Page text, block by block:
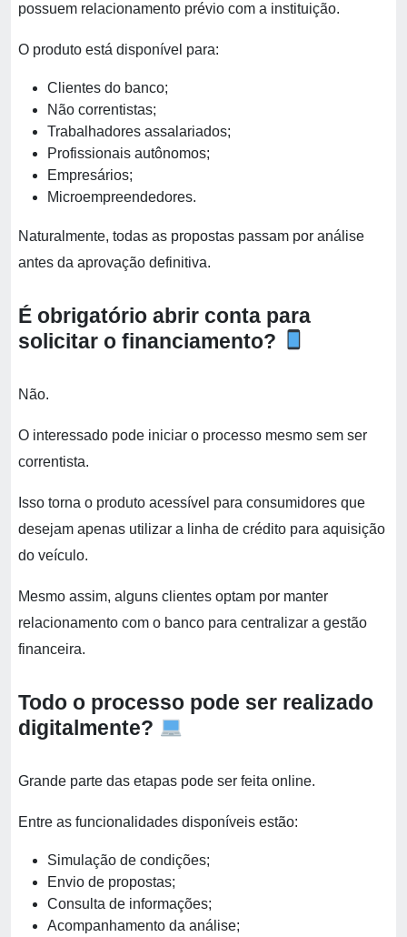
possuem relacionamento prévio com a instituição.
O produto está disponível para:
Clientes do banco;
Não correntistas;
Trabalhadores assalariados;
Profissionais autônomos;
Empresários;
Microempreendedores.
Naturalmente, todas as propostas passam por análise
antes da aprovação definitiva.
É obrigatório abrir conta para
solicitar o financiamento?
Não.
O interessado pode iniciar o processo mesmo sem ser
correntista.
Isso torna o produto acessível para consumidores que
desejam apenas utilizar a linha de crédito para aquisição
do veículo.
Mesmo assim, alguns clientes optam por manter
relacionamento com o banco para centralizar a gestão
financeira.
Todo o processo pode ser realizado
digitalmente?
Grande parte das etapas pode ser feita online.
Entre as funcionalidades disponíveis estão:
Simulação de condições;
Envio de propostas;
Consulta de informações;
Acompanhamento da análise;